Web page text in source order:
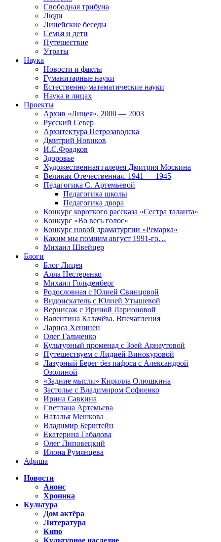
Свободная трибуна
Люди
Лицейские беседы
Семья и дети
Путешествие
Утраты
Наука
Новости и факты
Гуманитарные науки
Естественно-математические науки
Наука в лицах
Проекты
Архив «Лицея». 2000 — 2003
Русский Север
Архитектура Петрозаводска
Дмитрий Новиков
И.С.Фрадков
Здоровье
Художественная галерея Дмитрия Москина
Великая Отечественная. 1941 — 1945
Педагогика С. Артемьевой
Педагогика школы
Педагогика двора
Конкурс короткого рассказа «Сестра таланта»
Конкурс «Во весь голос»
Конкурс новой драматургии «Ремарка»
Каким мы помним август 1991-го…
Михаил Швейцер
Блоги
Блог Лицея
Алла Нестеренко
Михаил Гольденберг
Родословная с Юлией Свинцовой
Видоискатель с Юлией Утышевой
Вернисаж с Ириной Ларионовой
Валентина Калачёва. Впечатления
Лариса Хенинен
Олег Гальченко
Культурный променад с Зоей Арнаутовой
Путешествуем с Лидией Винокуровой
Лазурный Берег без пафоса с Александрой
Озолиной
«Задние мысли» Кирилла Олюшкина
Застолье с Владимиром Софиенко
Ирина Савкина
Светлана Артемьева
Наталья Мешкова
Владимир Берштейн
Екатерина Габалова
Олег Липовецкий
Илона Румянцева
Афиша
Новости
Анонс
Хроника
Культура
Дом актёра
Литература
Кино